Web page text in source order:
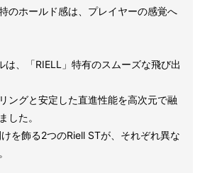
のホールド感は、プレイヤーの感覚へ
、「RIELL」特有のスムーズな飛び出
ングと安定した直進性能を高次元で融
した。
を飾る2つのRiell STが、それぞれ異な